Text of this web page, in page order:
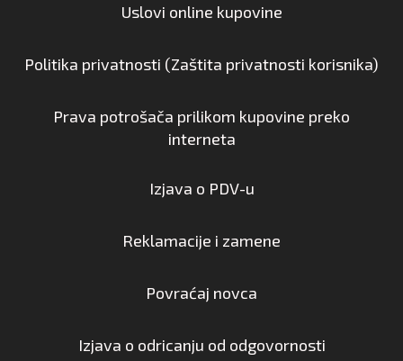
Uslovi online kupovine
Politika privatnosti (Zaštita privatnosti korisnika)
Prava potrošača prilikom kupovine preko
interneta
Izjava o PDV-u
Reklamacije i zamene
Povraćaj novca
Izjava o odricanju od odgovornosti